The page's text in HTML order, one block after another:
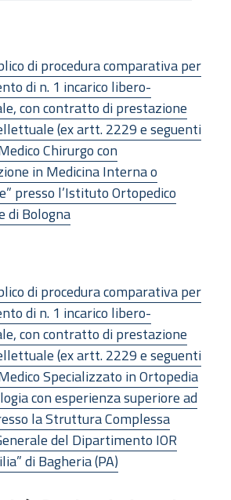
di procedura comparativa per
di n. 1 incarico libero-
con contratto di prestazione
(ex artt. 2229 e seguenti
Chirurgo con
in Medicina Interna o
presso l’Istituto Ortopedico
di Bologna
di procedura comparativa per
di n. 1 incarico libero-
con contratto di prestazione
(ex artt. 2229 e seguenti
Specializzato in Ortopedia
con esperienza superiore ad
la Struttura Complessa
del Dipartimento IOR
di Bagheria (PA)